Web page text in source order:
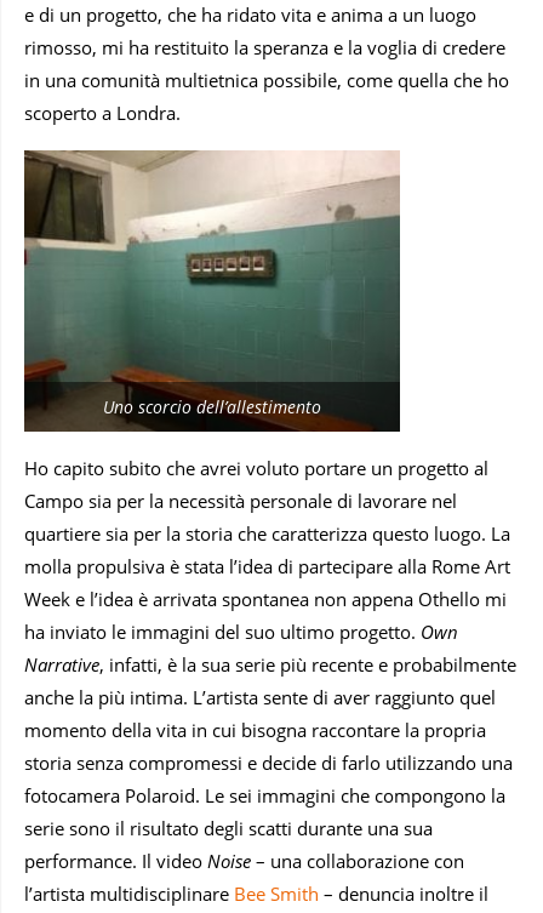
e di un progetto, che ha ridato vita e anima a un luogo
rimosso, mi ha restituito la speranza e la voglia di credere
in una comunità multietnica possibile, come quella che ho
scoperto a Londra.
Uno scorcio dell’allestimento
Ho capito subito che avrei voluto portare un progetto al
Campo sia per la necessità personale di lavorare nel
quartiere sia per la storia che caratterizza questo luogo. La
molla propulsiva è stata l’idea di partecipare alla Rome Art
Week e l’idea è arrivata spontanea non appena Othello mi
ha inviato le immagini del suo ultimo progetto. Own
Narrative, infatti, è la sua serie più recente e probabilmente
anche la più intima. L’artista sente di aver raggiunto quel
momento della vita in cui bisogna raccontare la propria
storia senza compromessi e decide di farlo utilizzando una
fotocamera Polaroid. Le sei immagini che compongono la
serie sono il risultato degli scatti durante una sua
performance. Il video Noise – una collaborazione con
l’artista multidisciplinare Bee Smith – denuncia inoltre il